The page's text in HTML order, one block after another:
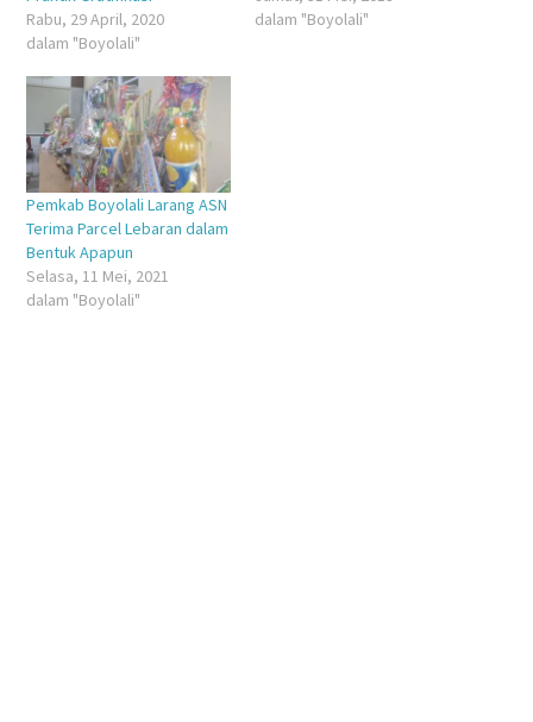
Rabu, 29 April, 2020
dalam "Boyolali"
dalam "Boyolali"
Pemkab Boyolali Larang ASN
Terima Parcel Lebaran dalam
Bentuk Apapun
Selasa, 11 Mei, 2021
dalam "Boyolali"